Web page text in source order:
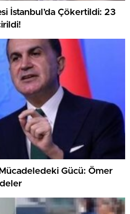
İstanbul’da Çökertildi: 23
Gücü: Ömer